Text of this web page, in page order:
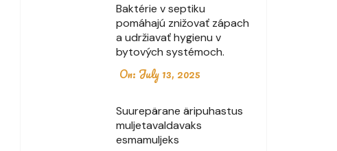
Baktérie v septiku
pomáhajú znižovať zápach
a udržiavať hygienu v
bytových systémoch.
On: July 13, 2025
Suurepärane äripuhastus
muljetavaldavaks
esmamuljeks